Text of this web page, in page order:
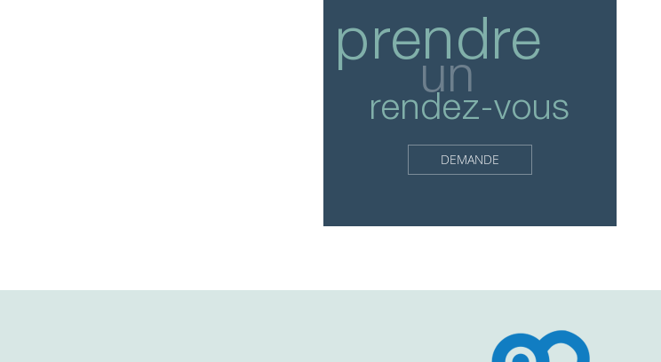
prendre
un
rendez-vous
DEMANDE